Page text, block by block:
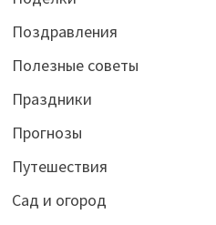
Поздравления
Полезные советы
Праздники
Прогнозы
Путешествия
Сад и огород